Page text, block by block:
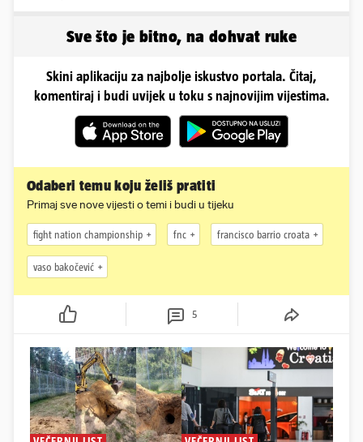
Sve što je bitno, na dohvat ruke
Skini aplikaciju za najbolje iskustvo portala. Čitaj,
komentiraj i budi uvijek u toku s najnovijim vijestima.
Odaberi temu koju želiš pratiti
Primaj sve nove vijesti o temi i budi u tijeku
fight nation championship fnc francisco barrio croata
vaso bakočević
5